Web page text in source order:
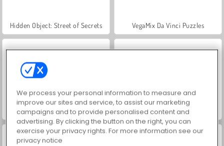
Hidden Object: Street of Secrets VegaMix Da Vinci Puzzles
Casino World ASMR Makeover & Makeup Studio
We process your personal information to measure and
improve our sites and service, to assist our marketing
campaigns and to provide personalised content and
advertising. By clicking the button on the right, you can
exercise your privacy rights. For more information see our
privacy notice